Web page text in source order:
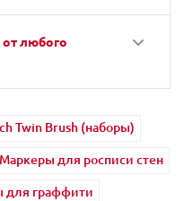
любого
Twin Brush (наборы)
Маркеры для росписи стен
для граффити